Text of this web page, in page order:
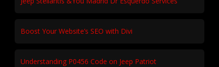
Boost Your Website’s SEO with Divi
Understanding P0456 Code on Jeep Patriot